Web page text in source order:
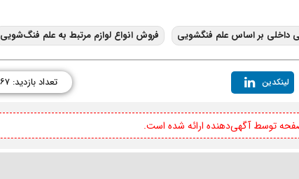
بر اساس علم فنگشویی فروش انواع لوازم مرتبط به علم فنگ‌شویی
لینکدین تعداد بازدید: ۲۳۶۷
توسط آگهی‌دهنده ارائه شده است.